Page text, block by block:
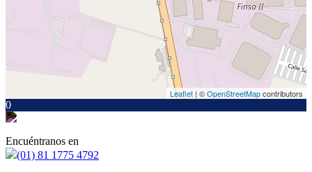
Leaflet | ©OpenStreetMapcontributors
0
Encuéntranos en
(01) 81 1775 4792